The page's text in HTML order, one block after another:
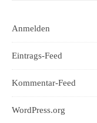
Anmelden
Eintrags-Feed
Kommentar-Feed
WordPress.org